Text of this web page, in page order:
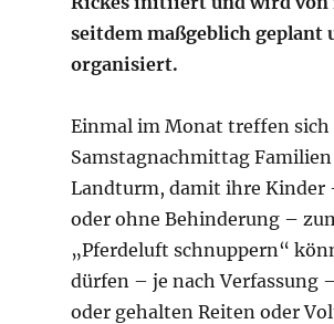
seitdem maßgeblich geplant
organisiert.
Einmal im Monat treffen sich
Samstagnachmittag Familien
Landturm, damit ihre Kinder
oder ohne Behinderung –
„Pferdeluft schnuppern“
dürfen – je nach Verfassung
oder gehalten Reiten oder